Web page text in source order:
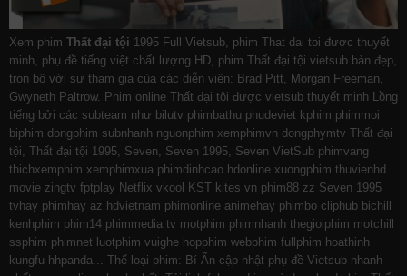
Xem phim Thất đại tội 1995 Full Vietsub, phim That dai toi được thuyết
minh, phụ đề tiếng việt chất lượng HD, phim Thất đại tội vietsub bản đẹp,
trọn bộ với sự tham gia của các diễn viên: Brad Pitt, Morgan Freeman,
Gwyneth Paltrow. Phim online Thất đại tội được vietsub thuyết minh Lồng
tiếng bởi các subteam như bilutv phimbathu phudeviet kphim phimmoi
biphim dongphim subnhanh nguonphim xemphimvn dongphymtv Thất đại
tội, Thất đại tội 1995, Seven, Seven 1995, Seven VietSub phimvang
thichxemphim xemphimxua phimdinhcao hdonline xuongphim thuvienhd
movie zingtv fptplay Netflix vkool KST kites vn phim88 zz Seven 1995
tvhay phimhay az hdvietnam phimonline animehay phimbo cliphub bichill
kenhphim phim14 phimmedia tv motphim phimnhanh thegioiphim motchill
ssphim phimnet luotphim vuighe hopphim webphim fullphim hoathinh
kungfu hhpanda ... Thể loại phim: Bí Ẩn cập nhật phụ đề Vietsub nhanh